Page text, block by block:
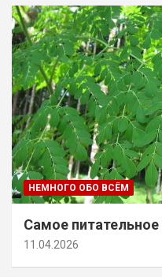
НЕМНОГО ОБО ВСЁМ
Самое
11.04.2026